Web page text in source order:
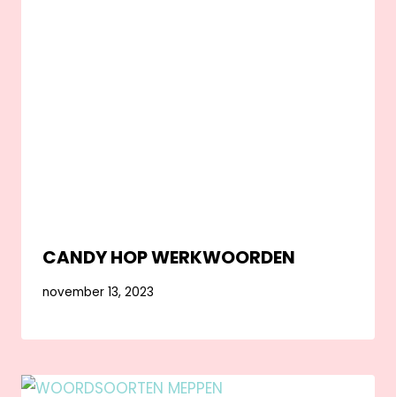
CANDY HOP WERKWOORDEN
november 13, 2023